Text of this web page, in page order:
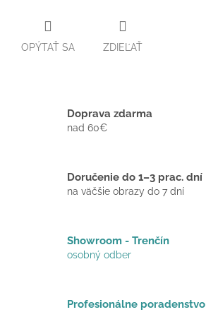
OPÝTAŤ SA ZDIEĽAŤ
Doprava zdarma
nad 60€
Doručenie do 1–3 prac. dní
na väčšie obrazy do 7 dní
Showroom - Trenčín
osobný odber
Profesionálne poradenstvo